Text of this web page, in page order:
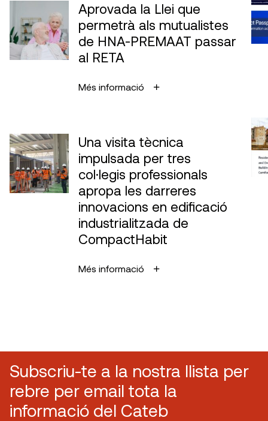
Aprovada la Llei que
permetrà als mutualistes
de HNA-PREMAAT passar
al RETA
Més informació
Una visita tècnica
impulsada per tres
col·legis professionals
apropa les darreres
innovacions en edificació
industrialitzada de
CompactHabit
Més informació
Subscriu-te a la nostra llista per
rebre per email tota la
informació del Cateb